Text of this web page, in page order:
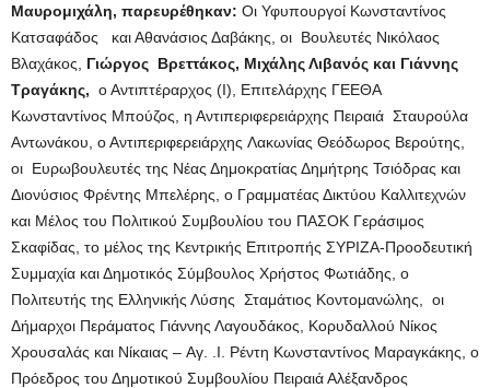
Μαυρομιχάλη, παρευρέθηκαν: Οι Υφυπουργοί Κωνσταντίνος
Κατσαφάδος και Αθανάσιος Δαβάκης, οι Βουλευτές Νικόλαος
Βλαχάκος, Γιώργος Βρεττάκος, Μιχάλης Λιβανός και Γιάννης
Τραγάκης, ο Αντιπτέραρχος (Ι), Επιτελάρχης ΓΕΕΘΑ
Κωνσταντίνος Μπούζος, η Αντιπεριφερειάρχης Πειραιά Σταυρούλα
Αντωνάκου, ο Αντιπεριφερειάρχης Λακωνίας Θεόδωρος Βερούτης,
οι Ευρωβουλευτές της Νέας Δημοκρατίας Δημήτρης Τσιόδρας και
Διονύσιος Φρέντης Μπελέρης, ο Γραμματέας Δικτύου Καλλιτεχνών
και Μέλος του Πολιτικού Συμβουλίου του ΠΑΣΟΚ Γεράσιμος
Σκαφίδας, το μέλος της Κεντρικής Επιτροπής ΣΥΡΙΖΑ-Προοδευτική
Συμμαχία και Δημοτικός Σύμβουλος Χρήστος Φωτιάδης, ο
Πολιτευτής της Ελληνικής Λύσης Σταμάτιος Κοντομανώλης, οι
Δήμαρχοι Περάματος Γιάννης Λαγουδάκος, Κορυδαλλού Νίκος
Χρουσαλάς και Νίκαιας – Αγ. .Ι. Ρέντη Κωνσταντίνος Μαραγκάκης, ο
Πρόεδρος του Δημοτικού Συμβουλίου Πειραιά Αλέξανδρος